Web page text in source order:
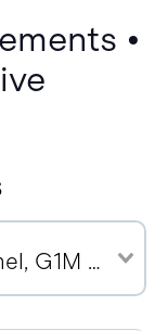
•
777 Boulevard Wilfrid-Hamel, G1M 2R1